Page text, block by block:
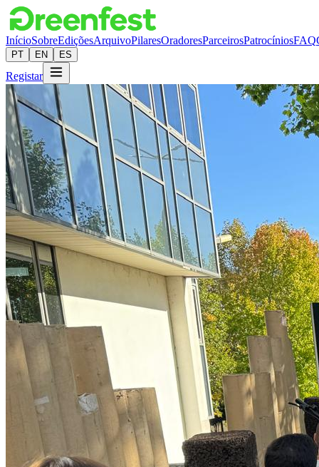
InícioSobreEdiçõesArquivoPilaresOradoresParceirosPatrocíniosFAQ
PT EN ES
Registar